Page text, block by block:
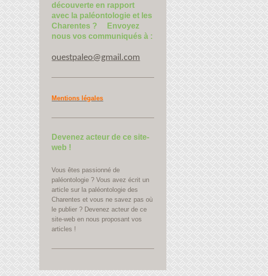
découverte en rapport
avec la paléontologie et les
Charentes ? Envoyez
nous vos communiqués à :
ouestpaleo@gmail.com
Mentions légales
Devenez acteur de ce site-
web !
Vous êtes passionné de
paléontologie ? Vous avez écrit un
article sur la paléontologie des
Charentes et vous ne savez pas où
le publier ? Devenez acteur de ce
site-web en nous proposant vos
articles !